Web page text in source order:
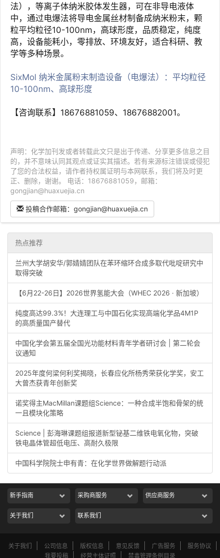
法），等离子体纳米胶体发生器，可在非导电液体
中，通过电爆法将导电金属丝材制备成纳米粉末，颗
粒平均粒径10-100nm，高球形度，品质稳定，纯度
高，设备能耗小，零排放、环境友好，适合科研、教
学等多种场景。
SixMol 纳米金属粉末制造设备（电爆法）：平均粒径
10-100nm、高球形度
【咨询联系】18676881059、18676882001。
声明：化学加刊发或者转载此文只是出于传递、分享更多信息之目
的，并不意味认同其观点或证实其描述。若有来源标注错误或侵犯
了您的合法权益，请作者持权属证明与本网联系，我们将及时更
正、删除，谢谢。 电话：18676881059，邮箱：
gongjian@huaxuejia.cn
投稿合作邮箱：gongjian@huaxuejia.cn
热点推荐
兰州大学胡安华/郭婧婧团队在苯环缩环合成多取代吡啶研究中
取得突破
【6月22-26日】2026世界氢能大会（WHEC 2026 · 新加坡）
纯度高达99.3%！大连理工与中国石化实现高端化学品4M1P
的高质量国产替代
中国化学会第五届全国光功能材料青年学者研讨会 | 第二轮会
议通知
2025年度何梁何利奖揭晓，长春应化所杨秀荣获化学奖，安工
大曾杰获青年创新奖
诺奖得主MacMillan课题组Science：一种合成半饱和骨架的统
一且模块化策略
Science | 彭海琳课题组报道新型铋基二维铁电氧化物，突破
铁电晶体管超低电压、高耐久极限
中国科学院院士申有青：在化学世界做解题行动派
新手指南 采购商服务 供应商服务
关于我们 联系我们
关于我们 公司信息 版权信息 意见反馈 广告服务
服务协议
我要投稿
经营主体证照 禁毒管理条例目录